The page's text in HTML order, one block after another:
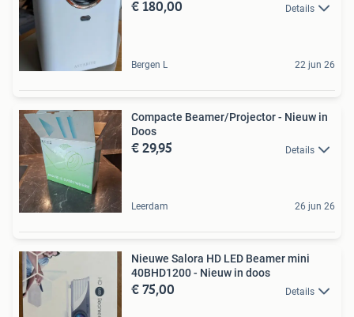
€ 180,00 Details
Bergen L 22 jun 26
Compacte Beamer/Projector - Nieuw in
Doos
€ 29,95 Details
Leerdam 26 jun 26
Nieuwe Salora HD LED Beamer mini
40BHD1200 - Nieuw in doos
€ 75,00 Details